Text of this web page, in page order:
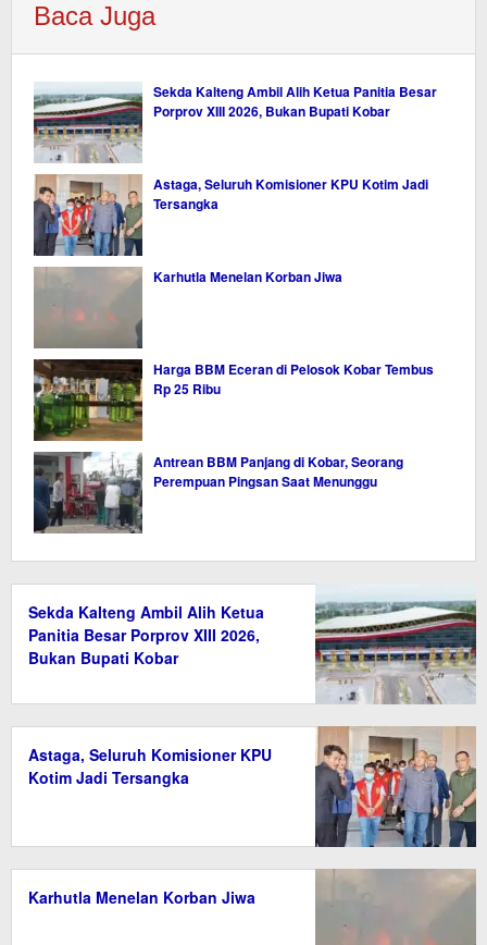
Baca Juga
Sekda Kalteng Ambil Alih Ketua Panitia Besar
Porprov XIII 2026, Bukan Bupati Kobar
Astaga, Seluruh Komisioner KPU Kotim Jadi
Tersangka
Karhutla Menelan Korban Jiwa
Harga BBM Eceran di Pelosok Kobar Tembus
Rp 25 Ribu
Antrean BBM Panjang di Kobar, Seorang
Perempuan Pingsan Saat Menunggu
Sekda Kalteng Ambil Alih Ketua
Panitia Besar Porprov XIII 2026,
Bukan Bupati Kobar
Astaga, Seluruh Komisioner KPU
Kotim Jadi Tersangka
Karhutla Menelan Korban Jiwa